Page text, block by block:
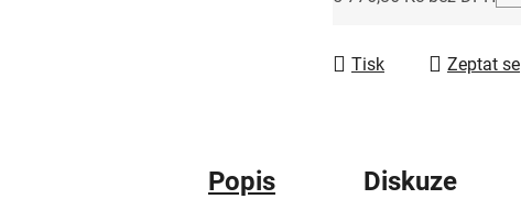
Tisk Zeptat se
Popis Diskuze